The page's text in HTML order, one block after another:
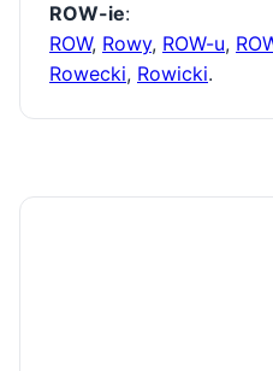
ROW-ie:
ROW, Rowy, ROW-u,
Rowecki, Rowicki.